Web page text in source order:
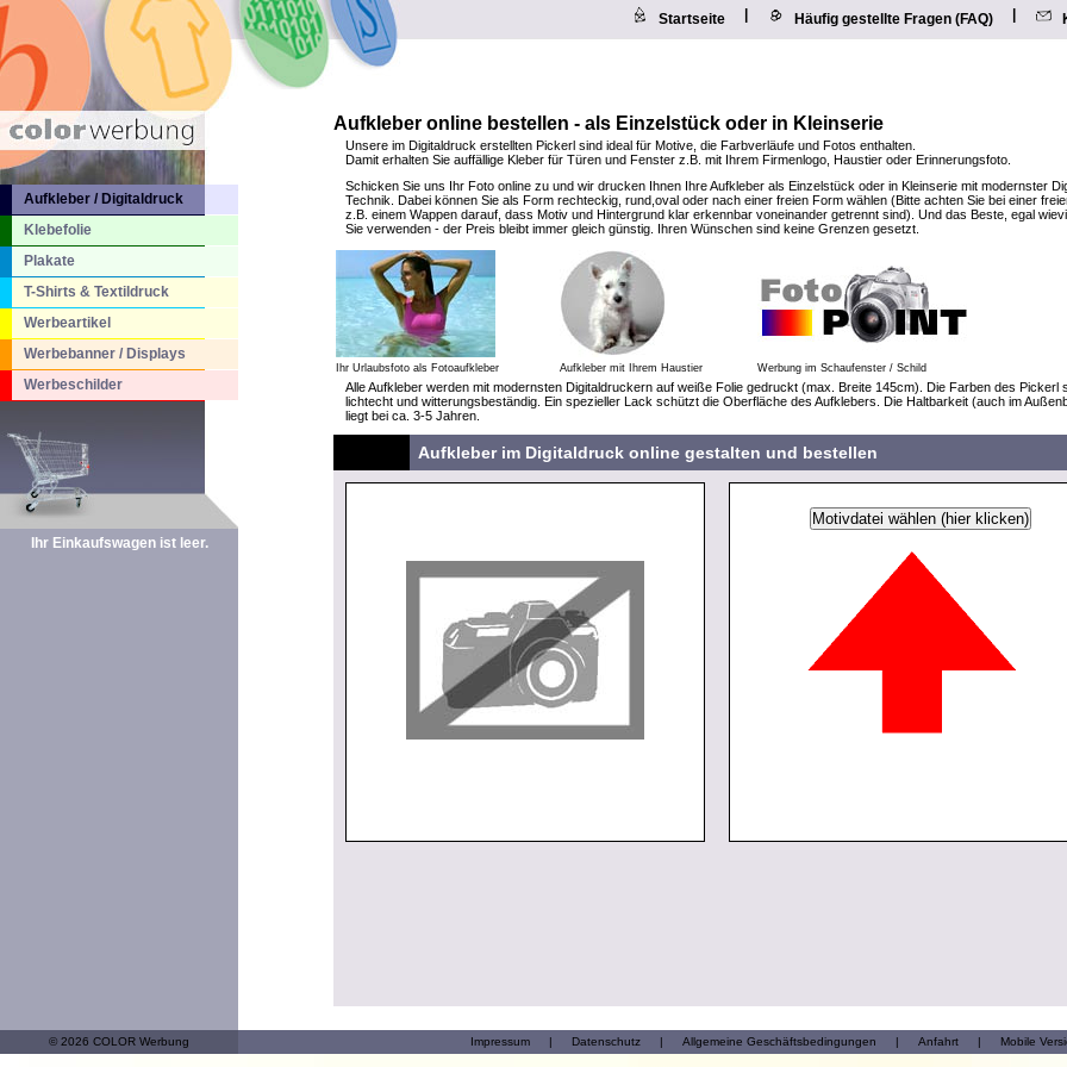
Startseite Häufig gestellte Fragen (FAQ)
Aufkleber / Digitaldruck
Klebefolie
Plakate
T-Shirts & Textildruck
Werbeartikel
Werbebanner / Displays
Werbeschilder
Ihr Einkaufswagen ist leer.
Aufkleber online bestellen - als Einzelstück oder in Kleinserie
Unsere im Digitaldruck erstellten Pickerl sind ideal für Motive, die Farbverläufe und Fotos enthalten.
Damit erhalten Sie auffällige Kleber für Türen und Fenster z.B. mit Ihrem Firmenlogo, Haustier oder Erinnerungsfoto.
Schicken Sie uns Ihr Foto online zu und wir drucken Ihnen Ihre Aufkleber als Einzelstück oder in Kleinserie mit modernster
Technik. Dabei können Sie als Form rechteckig, rund,oval oder nach einer freien Form wählen (Bitte achten Sie bei einer
z.B. einem Wappen darauf, dass Motiv und Hintergrund klar erkennbar voneinander getrennt sind). Und das Beste, egal
Sie verwenden - der Preis bleibt immer gleich günstig. Ihren Wünschen sind keine Grenzen gesetzt.
Ihr Urlaubsfoto als Fotoaufkleber Aufkleber mit Ihrem Haustier Werbung im Schaufenster / Schild
Alle Aufkleber werden mit modernsten Digitaldruckern auf weiße Folie gedruckt (max. Breite 145cm). Die Farben des Pickerl
lichtecht und witterungsbeständig. Ein spezieller Lack schützt die Oberfläche des Aufklebers. Die Haltbarkeit (auch im
liegt bei ca. 3-5 Jahren.
Aufkleber im Digitaldruck online gestalten und bestellen
© 2026 COLOR Werbung Impressum | Datenschutz | Allgemeine Geschäftsbedingungen | Anfahrt | Mobile